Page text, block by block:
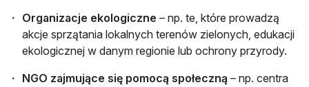
Organizacje ekologiczne – np. te, które prowadzą
akcje sprzątania lokalnych terenów zielonych, edukacji
ekologicznej w danym regionie lub ochrony przyrody.
NGO zajmujące się pomocą społeczną – np. centra